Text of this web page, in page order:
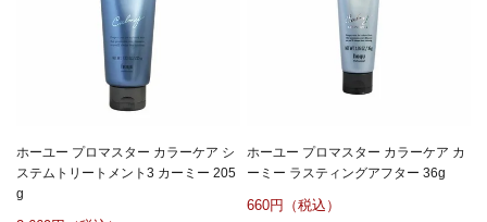
ホーユー プロマスター カラーケア シ
ステムトリートメント3 カーミー 205
g
ホーユー プロマスター カラーケア カ
ーミー ラスティングアフター 36g
660